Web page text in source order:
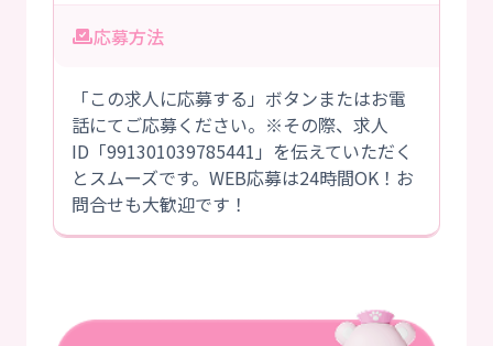
応募方法
「この求人に応募する」ボタンまたはお電
話にてご応募ください。※その際、求人
ID「991301039785441」を伝えていただく
とスムーズです。WEB応募は24時間OK！お
問合せも大歓迎です！